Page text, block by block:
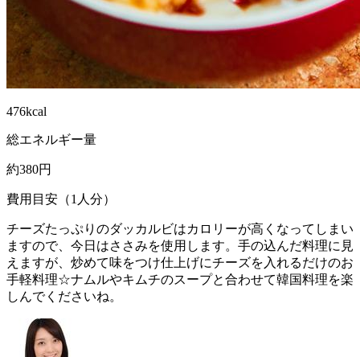
476kcal
総エネルギー量
約380円
費用目安（1人分）
チーズたっぷりのダッカルビはカロリーが高くなってしまい
ますので、今日はささみを使用します。手の込んだ料理に見
えますが、炒めて味をつけ仕上げにチーズを入れるだけのお
手軽料理☆ナムルやキムチのスープと合わせて韓国料理を楽
しんでくださいね。